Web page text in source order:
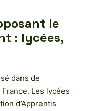
le
: lycées,
dans de
Les lycées
d’Apprentis